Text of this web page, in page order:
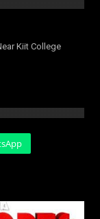
Kiit College